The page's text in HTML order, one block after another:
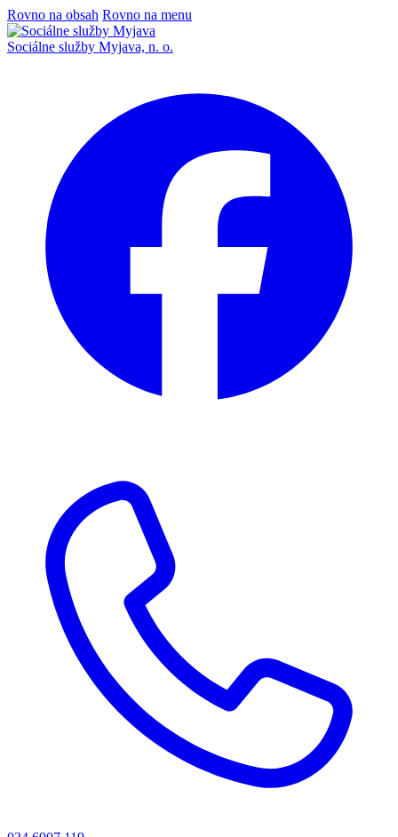
Rovno na obsah Rovno na menu
Sociálne služby Myjava, n. o.